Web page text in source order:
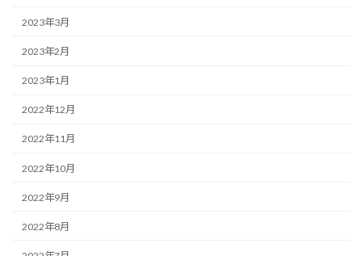
2023年3月
2023年2月
2023年1月
2022年12月
2022年11月
2022年10月
2022年9月
2022年8月